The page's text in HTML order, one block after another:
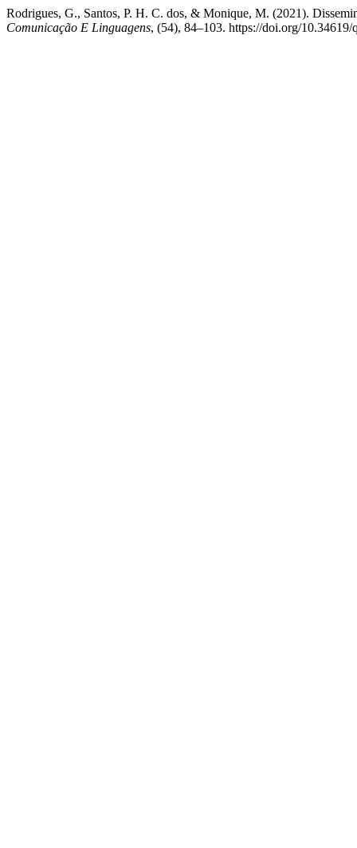
Rodrigues, G., Santos, P. H. C. dos, & Monique, M. (2021).
Comunicação E Linguagens, (54), 84–103. https://doi.org/10.34619/